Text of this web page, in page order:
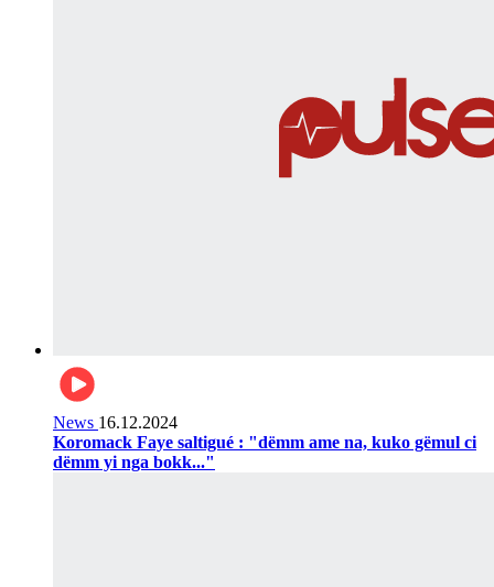
News 16.12.2024
Koromack Faye saltigué : "dëmm ame na, kuko gëmul ci
dëmm yi nga bokk..."